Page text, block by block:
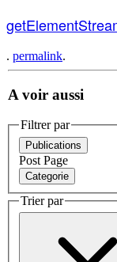
. permalink.
A voir aussi
Filtrer par
Publications
Post Page
Categorie
Trier par